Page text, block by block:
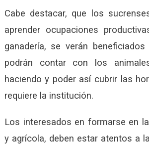
Cabe destacar, que los
aprender ocupaciones
ganadería, se verán
podrán contar con los
haciendo y poder así cubrir las
requiere la institución.
Los interesados en formarse en
y agrícola, deben estar atentos a